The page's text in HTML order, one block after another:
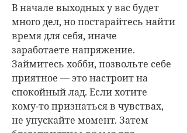
В начале выходных у вас будет
много дел, но постарайтесь найти
время для себя, иначе
заработаете напряжение.
Займитесь хобби, позвольте себе
приятное — это настроит на
спокойный лад. Если хотите
кому-то признаться в чувствах,
не упускайте момент. Затем